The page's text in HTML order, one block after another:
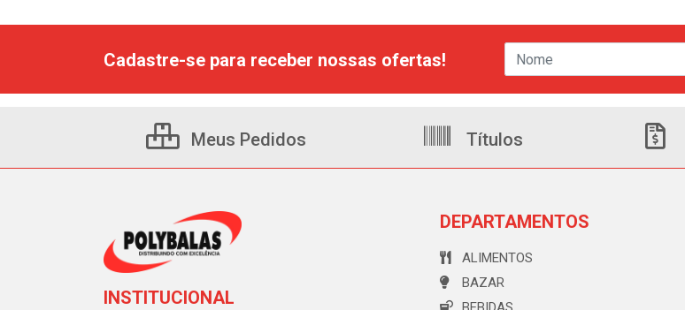
Cadastre-se para receber nossas ofertas!
Meus Pedidos Títulos
INSTITUCIONAL
DEPARTAMENTOS
ALIMENTOS
BAZAR